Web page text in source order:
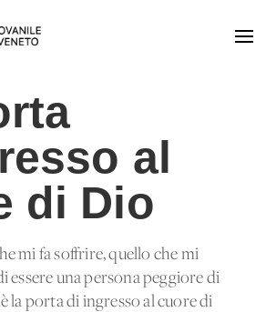
al
di Dio
mi fa soffrire, quello che mi
essere una persona peggiore di
la porta di ingresso al cuore di